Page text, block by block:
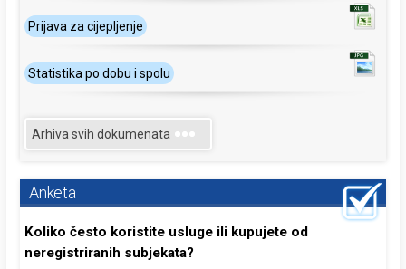
Prijava za cijepljenje
Statistika po dobu i spolu
Arhiva svih dokumenata
Anketa
Koliko često koristite usluge ili kupujete od
neregistriranih subjekata?